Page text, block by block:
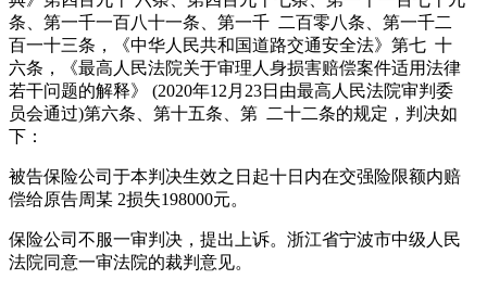
条、第一千一百八十一条、第一千 二百零八条、第一千二
百一十三条，《中华人民共和国道路交通安全法》第七 十
六条，《最高人民法院关于审理人身损害赔偿案件适用法律
若干问题的解释》 (2020年12月23日由最高人民法院审判委
员会通过)第六条、第十五条、第 二十二条的规定，判决如
下：
被告保险公司于本判决生效之日起十日内在交强险限额内赔
偿给原告周某 2损失198000元。
保险公司不服一审判决，提出上诉。浙江省宁波市中级人民
法院同意一审法院的裁判意见。